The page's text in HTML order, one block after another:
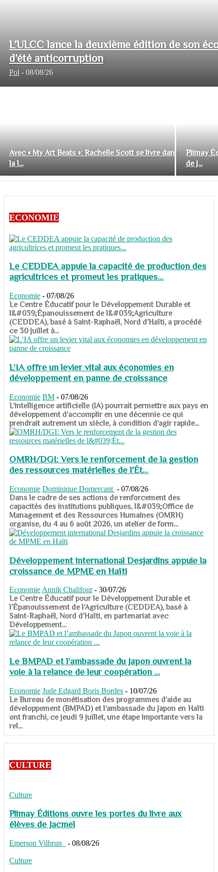
L’ULCC lance la deuxième édition de son
d’été anticorruption
Pol - 08/08/26
Avec « My Art Beats »: Rachelle Scott se livre dans
la l...
Plimay
de J...
ECONOMIE
Le CEDDEA appuie la capacité de production des
agricultrices et promeut les pratiques...
Economie - 07/08/26
​​​​​​​Le Centre Éducatif pour le Développement Durable et
l&#039;Épanouissement de l&#039;Agriculture
(CEDDEA), basé à Saint-Raphaël, Nord d’Haïti, a procédé
ce 30 juillet à...
L’IA offre un levier vital aux économies en
développement en panne de croissance
Economie BM - 07/08/26
​​​​​​​L’intelligence artificielle (IA) pourrait permettre aux pays en
développement d’accomplir en une décennie ce qui
prendrait autrement un siècle, à condition d’agir rapide...
OMRH/DGI: Vers le renforcement de la gestion
des ressources matérielles de l'Ét...
Economie Dominique Domerçant - 07/08/26
Dans le cadre de ses actions de renforcement des
capacités des institutions publiques, l&#039;Office de
Management et des Ressources Humaines (OMRH)
organise, du 4 au 6 août 2026, un atelier de form...
Développement international Desjardins appuie la
croissance de MPME en Haïti
Economie Annik Chalifour - 30/07/26
​​​​​​​Le Centre Éducatif pour le Développement Durable et
l’Épanouissement de l’Agriculture (CEDDEA), basé à
Saint-Raphaël, Nord d’Haïti, en partenariat avec
Développement...
Le BMPAD et l’ambassade du Japon ouvrent la
voie à la relance de leur coopération ...
Economie Jude Edgard Boris Bordes - 10/07/26
​​​​​​​Le Bureau de monétisation des programmes d’aide au
développement (BMPAD) et l’ambassade du Japon en Haïti
ont franchi, ce jeudi 9 juillet, une étape importante vers la
rel...
CULTURE
Culture
Plimay Éditions ouvre les portes du livre aux
élèves de Jacmel
Emerson Vilbrun - 08/08/26
Culture